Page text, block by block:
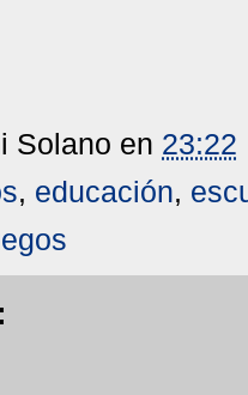
Solano en 23:22
, educación,